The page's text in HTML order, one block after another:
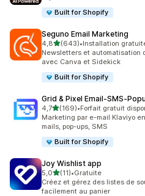
Built for Shopify
Seguno Email Marketing
4,8étoile(s) sur 5
(643)
643 avis au total
•Installation
Newsletters et automatisation
avec Canva et Sidekick
Built for Shopify
Grid & Pixel
4,7étoile(s) sur 5
(169)
169 avis au total
•Forfait gratuit
Marketing par e-mail Klaviyo
mails, pop-ups, SMS
Built for Shopify
Joy Wishlist app
5,0étoile(s) sur 5
(11)
11 avis au total
•Gratuite
Créez et gérez des listes de
facilement au panier